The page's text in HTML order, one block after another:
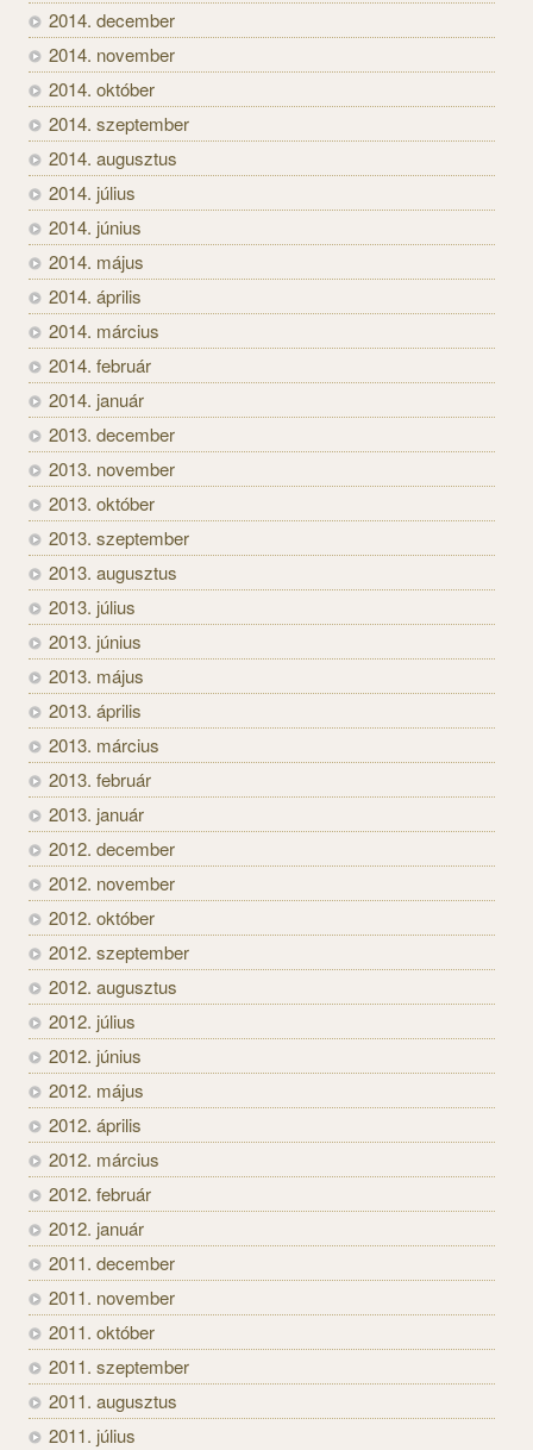
2014. december
2014. november
2014. október
2014. szeptember
2014. augusztus
2014. július
2014. június
2014. május
2014. április
2014. március
2014. február
2014. január
2013. december
2013. november
2013. október
2013. szeptember
2013. augusztus
2013. július
2013. június
2013. május
2013. április
2013. március
2013. február
2013. január
2012. december
2012. november
2012. október
2012. szeptember
2012. augusztus
2012. július
2012. június
2012. május
2012. április
2012. március
2012. február
2012. január
2011. december
2011. november
2011. október
2011. szeptember
2011. augusztus
2011. július